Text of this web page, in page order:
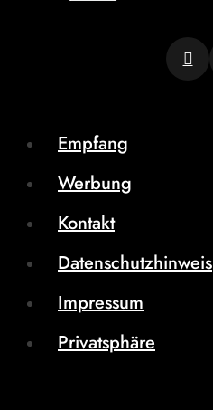
Empfang
Werbung
Kontakt
Datenschutzhinweis
Impressum
Privatsphäre